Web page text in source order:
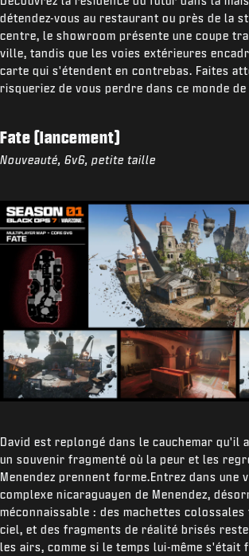
détendez-vous au restaurant ou près de la
centre, le showroom présente une coupe
ville, tandis que les voies extérieures
carte qui s'étendent en contrebas. Faites
risqueriez de vous perdre dans ce monde de
Fate (lancement)
Nouveauté, 6v6, petite taille
David est replongé dans le cauchemar qu'il
un souvenir fragmenté où la peur et les
Menendez prennent forme.Entrez dans une
complexe nicaraguayen de Menendez,
méconnaissable : des machettes
ciel, et des fragments de réalité brisés
les airs, comme si le temps lui-même s'était